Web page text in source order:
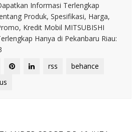
Informasi Terlengkap
Produk, Spesifikasi, Harga,
Kredit Mobil MITSUBISHI
Hanya di Pekanbaru Riau:
rss
behance